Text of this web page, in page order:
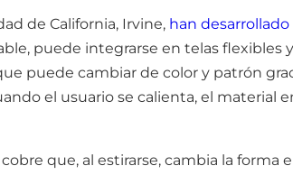
de California, Irvine, han
puede integrarse en telas flexibles
puede cambiar de color y patrón
el usuario se calienta, el material
que, al estirarse, cambia la forma